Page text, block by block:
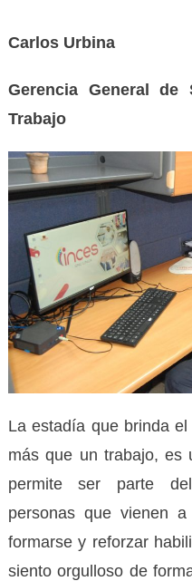
Carlos Urbina
Gerencia General
Trabajo
La estadía que brinda
más que un trabajo, es
permite ser parte
personas que vienen
formarse y reforzar
siento orgulloso de